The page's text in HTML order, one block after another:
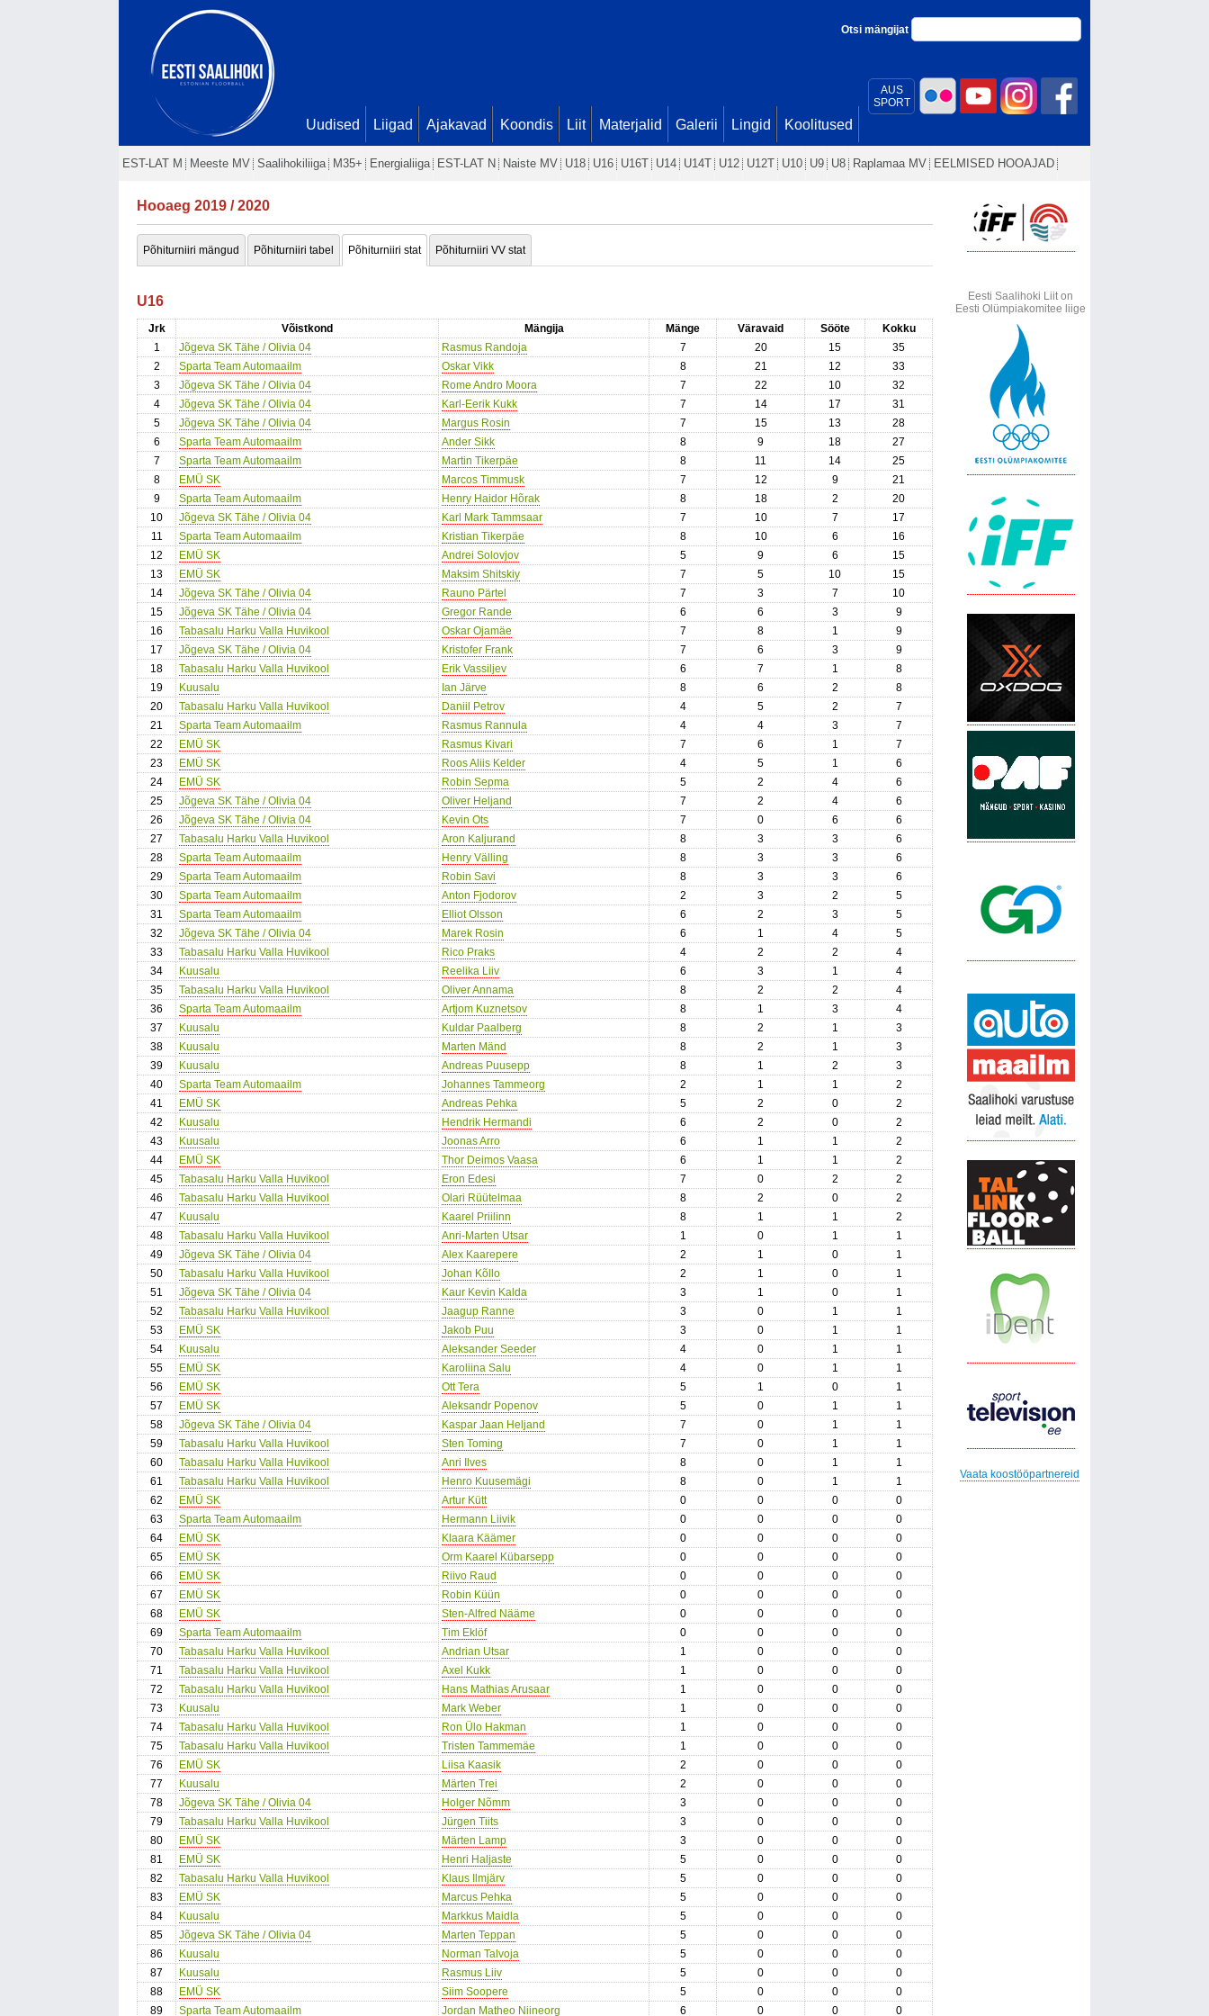
AUS
SPORT
Otsi mängijat
Uudised Liigad Ajakavad Koondis Liit Materjalid Galerii Lingid Koolitused
EST-LAT M Meeste MV Saalihokiliiga M35+ Energialiiga EST-LAT N Naiste MV U18 U16 U16T U14 U14T U12 U12T U10 U9 U8 Raplamaa MV EELMISED HOOAJAD
Hooaeg 2019 / 2020
Põhiturniiri mängud Põhiturniiri tabel Põhiturniiri stat Põhiturniiri VV stat
U16
Jrk Võistkond Mängija Mänge Väravaid Sööte
Kokku
1
Jõgeva SK Tähe / Olivia 04 Rasmus Randoja 7 20 15
35
2
Sparta Team Automaailm Oskar Vikk 8 21 12
33
3
Jõgeva SK Tähe / Olivia 04 Rome Andro Moora 7 22 10
32
4
Jõgeva SK Tähe / Olivia 04 Karl-Eerik Kukk 7 14 17
31
5
Jõgeva SK Tähe / Olivia 04 Margus Rosin 7 15 13
28
6
Sparta Team Automaailm Ander Sikk 8 9 18
27
7
Sparta Team Automaailm Martin Tikerpäe 8 11 14
25
8
EMÜ SK Marcos Timmusk 7 12 9
21
9
Sparta Team Automaailm Henry Haidor Hõrak 8 18 2
20
10
Jõgeva SK Tähe / Olivia 04 Karl Mark Tammsaar 7 10 7
17
11
Sparta Team Automaailm Kristian Tikerpäe 8 10 6
16
12
EMÜ SK Andrei Solovjov 5 9 6
15
13
EMÜ SK Maksim Shitskiy 7 5 10
15
14
Jõgeva SK Tähe / Olivia 04 Rauno Pärtel 7 3 7
10
15
Jõgeva SK Tähe / Olivia 04 Gregor Rande 6 6 3
9
16
Tabasalu Harku Valla Huvikool Oskar Ojamäe 7 8 1
9
17
Jõgeva SK Tähe / Olivia 04 Kristofer Frank 7 6 3
9
18
Tabasalu Harku Valla Huvikool Erik Vassiljev 6 7 1
8
19
Kuusalu Ian Järve 8 6 2
8
20
Tabasalu Harku Valla Huvikool Daniil Petrov 4 5 2
7
21
Sparta Team Automaailm Rasmus Rannula 4 4 3
7
22
EMÜ SK Rasmus Kivari 7 6 1
7
23
EMÜ SK Roos Aliis Kelder 4 5 1
6
24
EMÜ SK Robin Sepma 5 2 4
6
25
Jõgeva SK Tähe / Olivia 04 Oliver Heljand 7 2 4
6
26
Jõgeva SK Tähe / Olivia 04 Kevin Ots 7 0 6
6
27
Tabasalu Harku Valla Huvikool Aron Kaljurand 8 3 3
6
28
Sparta Team Automaailm Henry Välling 8 3 3
6
29
Sparta Team Automaailm Robin Savi 8 3 3
6
30
Sparta Team Automaailm Anton Fjodorov 2 3 2
5
31
Sparta Team Automaailm Elliot Olsson 6 2 3
5
32
Jõgeva SK Tähe / Olivia 04 Marek Rosin 6 1 4
5
33
Tabasalu Harku Valla Huvikool Rico Praks 4 2 2
4
34
Kuusalu Reelika Liiv 6 3 1
4
35
Tabasalu Harku Valla Huvikool Oliver Annama 8 2 2
4
36
Sparta Team Automaailm Artjom Kuznetsov 8 1 3
4
37
Kuusalu Kuldar Paalberg 8 2 1
3
38
Kuusalu Marten Mänd 8 2 1
3
39
Kuusalu Andreas Puusepp 8 1 2
3
40
Sparta Team Automaailm Johannes Tammeorg 2 1 1
2
41
EMÜ SK Andreas Pehka 5 2 0
2
42
Kuusalu Hendrik Hermandi 6 2 0
2
43
Kuusalu Joonas Arro 6 1 1
2
44
EMÜ SK Thor Deimos Vaasa 6 1 1
2
45
Tabasalu Harku Valla Huvikool Eron Edesi 7 0 2
2
46
Tabasalu Harku Valla Huvikool Olari Rüütelmaa 8 2 0
2
47
Kuusalu Kaarel Priilinn 8 1 1
2
48
Tabasalu Harku Valla Huvikool Anri-Marten Utsar 1 0 1
1
49
Jõgeva SK Tähe / Olivia 04 Alex Kaarepere 2 1 0
1
50
Tabasalu Harku Valla Huvikool Johan Kõllo 2 1 0
1
51
Jõgeva SK Tähe / Olivia 04 Kaur Kevin Kalda 3 1 0
1
52
Tabasalu Harku Valla Huvikool Jaagup Ranne 3 0 1
1
53
EMÜ SK Jakob Puu 3 0 1
1
54
Kuusalu Aleksander Seeder 4 0 1
1
55
EMÜ SK Karoliina Salu 4 0 1
1
56
EMÜ SK Ott Tera 5 1 0
1
57
EMÜ SK Aleksandr Popenov 5 0 1
1
58
Jõgeva SK Tähe / Olivia 04 Kaspar Jaan Heljand 7 0 1
1
59
Tabasalu Harku Valla Huvikool Sten Toming 7 0 1
1
60
Tabasalu Harku Valla Huvikool Anri Ilves 8 0 1
1
61
Tabasalu Harku Valla Huvikool Henro Kuusemägi 8 0 1
1
62
EMÜ SK Artur Kütt 0 0 0
0
63
Sparta Team Automaailm Hermann Liivik 0 0 0
0
64
EMÜ SK Klaara Käämer 0 0 0
0
65
EMÜ SK Orm Kaarel Kübarsepp 0 0 0
0
66
EMÜ SK Riivo Raud 0 0 0
0
67
EMÜ SK Robin Küün 0 0 0
0
68
EMÜ SK Sten-Alfred Nääme 0 0 0
0
69
Sparta Team Automaailm Tim Eklöf 0 0 0
0
70
Tabasalu Harku Valla Huvikool Andrian Utsar 1 0 0
0
71
Tabasalu Harku Valla Huvikool Axel Kukk 1 0 0
0
72
Tabasalu Harku Valla Huvikool Hans Mathias Arusaar 1 0 0
0
73
Kuusalu Mark Weber 1 0 0
0
74
Tabasalu Harku Valla Huvikool Ron Ülo Hakman 1 0 0
0
75
Tabasalu Harku Valla Huvikool Tristen Tammemäe 1 0 0
0
76
EMÜ SK Liisa Kaasik 2 0 0
0
77
Kuusalu Märten Trei 2 0 0
0
78
Jõgeva SK Tähe / Olivia 04 Holger Nõmm 3 0 0
0
79
Tabasalu Harku Valla Huvikool Jürgen Tiits 3 0 0
0
80
EMÜ SK Märten Lamp 3 0 0
0
81
EMÜ SK Henri Haljaste 5 0 0
0
82
Tabasalu Harku Valla Huvikool Klaus Ilmjärv 5 0 0
0
83
EMÜ SK Marcus Pehka 5 0 0
0
84
Kuusalu Markkus Maidla 5 0 0
0
85
Jõgeva SK Tähe / Olivia 04 Marten Teppan 5 0 0
0
86
Kuusalu Norman Talvoja 5 0 0
0
87
Kuusalu Rasmus Liiv 5 0 0
0
88
EMÜ SK Siim Soopere 5 0 0
0
89
Sparta Team Automaailm Jordan Matheo Niineorg 6 0 0 0
Eesti Saalihoki Liit on
Eesti Olümpiakomitee liige
Vaata koostööpartnereid